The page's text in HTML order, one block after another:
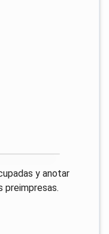
y anotar
preimpresas.